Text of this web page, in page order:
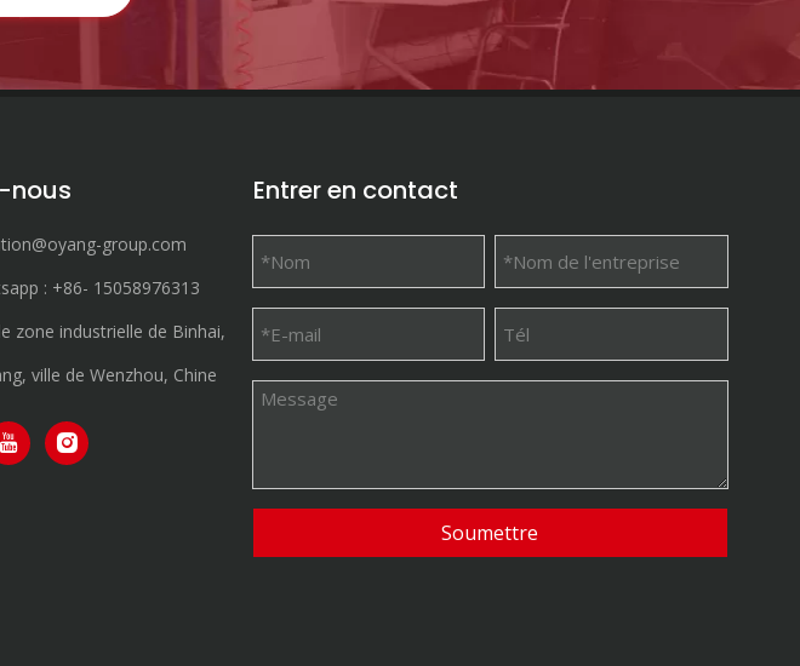
nous
group.com
: +86- 15058976313
zone industrielle de Binhai,
ville de Wenzhou, Chine
Entrer en contact
Soumettre